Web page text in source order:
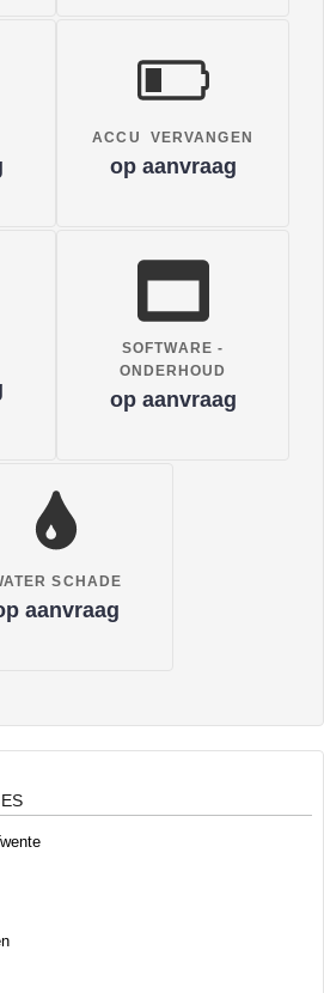
ACCU VERVANGEN
op aanvraag
SOFTWARE -
ONDERHOUD
op aanvraag
SCHADE
aanvraag